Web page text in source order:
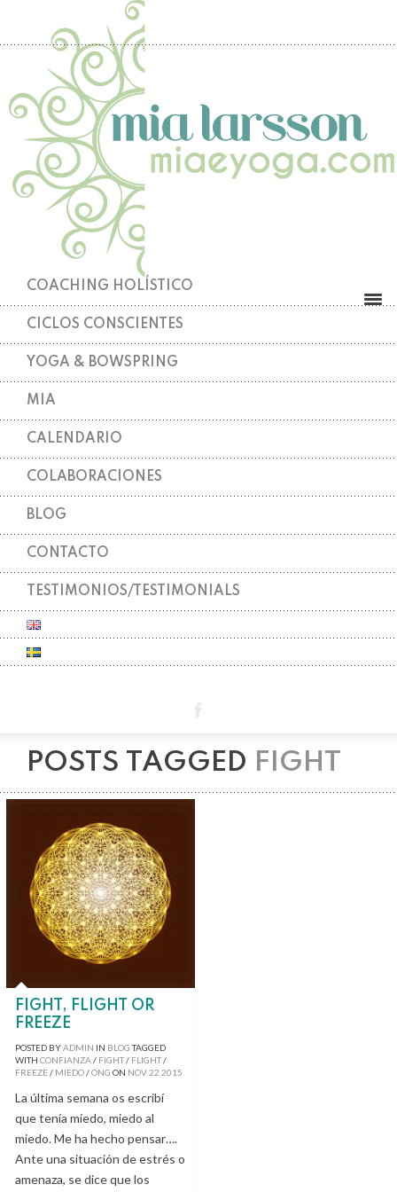
COACHING HOLÍSTICO
CICLOS CONSCIENTES
YOGA & BOWSPRING
MIA
CALENDARIO
COLABORACIONES
BLOG
CONTACTO
TESTIMONIOS/TESTIMONIALS
POSTS TAGGED FIGHT
FIGHT, FLIGHT OR
FREEZE
POSTED BYADMIN IN BLOGTAGGED
WITH CONFIANZA / FIGHT/ FLIGHT/
FREEZE/ MIEDO/ONG ON NOV22 2015
La última semana os escribí
que tenía miedo, miedo al
miedo. Me ha hecho pensar….
Ante una situación de estrés o
amenaza, se dice que los